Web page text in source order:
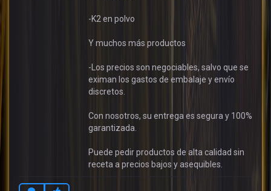
-K2 en polvo
Y muchos más productos
-Los precios son negociables, salvo que se
eximan los gastos de embalaje y envío
discretos.
Con nosotros, su entrega es segura y 100%
garantizada.
Puede pedir productos de alta calidad sin
receta a precios bajos y asequibles.